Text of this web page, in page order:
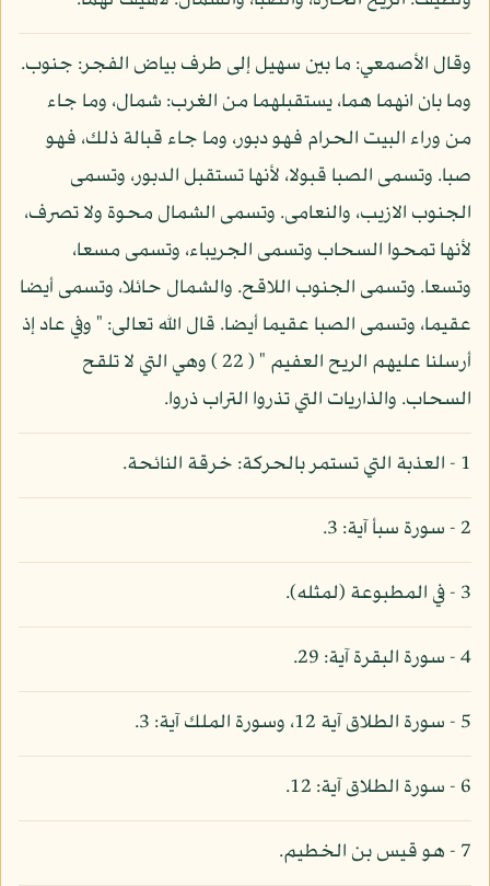
وقال الأصمعي: ما بين سهيل إلى طرف بياض الفجر: جنوب.
وما بان انهما هما، يستقبلهما من الغرب: شمال، وما جاء
من وراء البيت الحرام فهو دبور، وما جاء قبالة ذلك، فهو
صبا. وتسمى الصبا قبولا، لأنها تستقبل الدبور، وتسمى
الجنوب الازيب، والنعامى. وتسمى الشمال محوة ولا تصرف،
لأنها تمحوا السحاب وتسمى الجريباء، وتسمى مسعا،
وتسعا. وتسمى الجنوب اللاقح. والشمال حائلا، وتسمى أيضا
عقيما، وتسمى الصبا عقيما أيضا. قال الله تعالى: " وفي عاد إذ
أرسلنا عليهم الريح العفيم " ( 22 ) وهي التي لا تلقح
السحاب. والذاريات التي تذروا التراب ذروا.
1 - العذبة التي تستمر بالحركة: خرقة النائحة.
2 - سورة سبأ آية: 3.
3 - في المطبوعة (لمثله).
4 - سورة البقرة آية: 29.
5 - سورة الطلاق آية 12، وسورة الملك آية: 3.
6 - سورة الطلاق آية: 12.
7 - هو قيس بن الخطيم.